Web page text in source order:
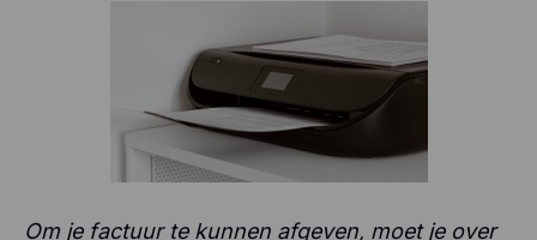
Om je factuur te kunnen afgeven, moet je over